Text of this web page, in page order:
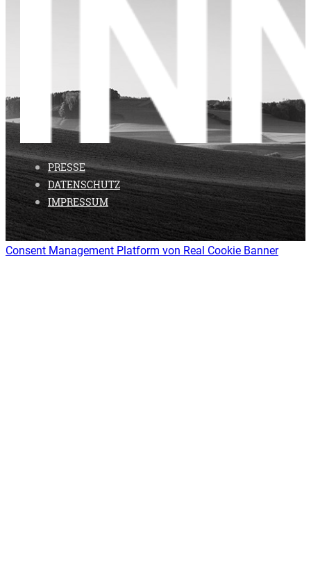
PRESSE
DATENSCHUTZ
IMPRESSUM
Consent Management Platform von Real Cookie Banner